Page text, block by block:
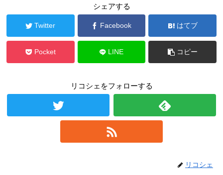
シェアする
Twitter Facebook はてブ
Pocket LINE コピー
リコシェをフォローする
リコシェ